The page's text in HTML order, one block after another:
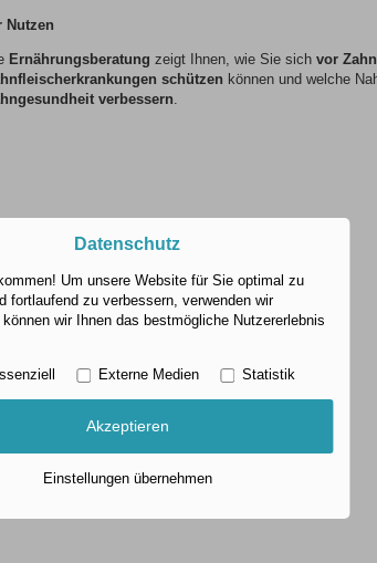
Nutzen
Ernährungsberatung zeigt Ihnen, wie Sie sich vor
schützen können und welche
verbessern.
Datenschutz
Um unsere Website für Sie optimal zu
fortlaufend zu verbessern, verwenden wir
wir Ihnen das bestmögliche Nutzererlebnis
Externe Medien Statistik
Akzeptieren
Einstellungen übernehmen